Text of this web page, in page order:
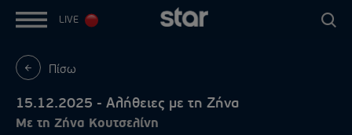
LIVE
Πίσω
15.12.2025 - Αλήθειες με τη Ζήνα
Με τη Ζήνα Κουτσελίνη